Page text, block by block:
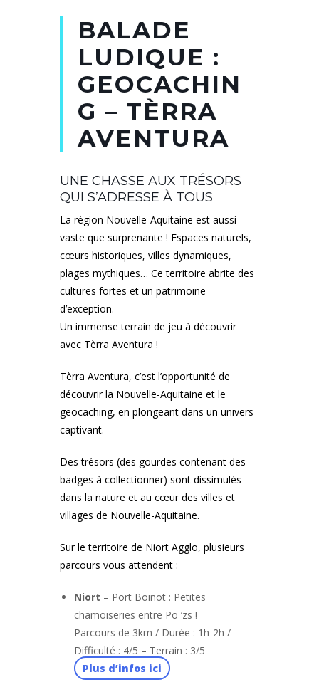
BALADE
LUDIQUE :
GEOCACHIN
G – TÈRRA
AVENTURA
UNE CHASSE AUX TRÉSORS
QUI S’ADRESSE À TOUS
La région Nouvelle-Aquitaine est aussi
vaste que surprenante ! Espaces naturels,
cœurs historiques, villes dynamiques,
plages mythiques… Ce territoire abrite des
cultures fortes et un patrimoine
d’exception.
Un immense terrain de jeu à découvrir
avec Tèrra Aventura !
Tèrra Aventura, c’est l’opportunité de
découvrir la Nouvelle-Aquitaine et le
geocaching, en plongeant dans un univers
captivant.
Des trésors (des gourdes contenant des
badges à collectionner) sont dissimulés
dans la nature et au cœur des villes et
villages de Nouvelle-Aquitaine.
Sur le territoire de Niort Agglo, plusieurs
parcours vous attendent :
Niort – Port Boinot : Petites
chamoiseries entre Poï’zs !
Parcours de 3km / Durée : 1h-2h /
Difficulté : 4/5 – Terrain : 3/5
Plus d’infos ici